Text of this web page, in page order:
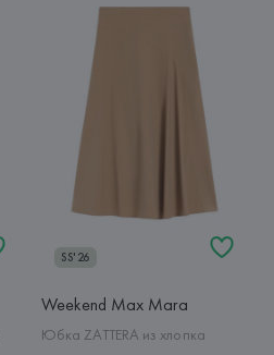
SS'26
Weekend Max Mara
Юбка ZATTERA из хлопка